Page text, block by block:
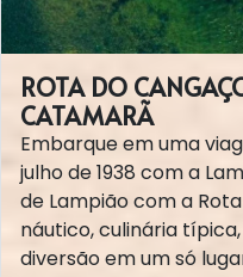
ROTA DO
CATAMARÃ
Embarque em uma
julho de 1938 com a
de Lampião com a
náutico, culinária
diversão em um só